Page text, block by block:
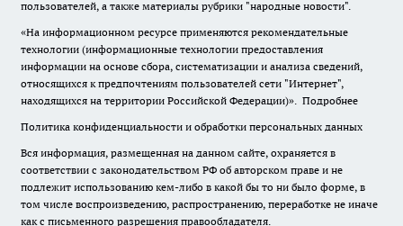
пользователей, а также материалы рубрики "народные новости".
«На информационном ресурсе применяются рекомендательные
технологии (информационные технологии предоставления
информации на основе сбора, систематизации и анализа сведений,
относящихся к предпочтениям пользователей сети "Интернет",
находящихся на территории Российской Федерации)». Подробнее
Политика конфиденциальности и обработки персональных данных
Вся информация, размещенная на данном сайте, охраняется в
соответствии с законодательством РФ об авторском праве и не
подлежит использованию кем-либо в какой бы то ни было форме, в
том числе воспроизведению, распространению, переработке не иначе
как с письменного разрешения правообладателя.